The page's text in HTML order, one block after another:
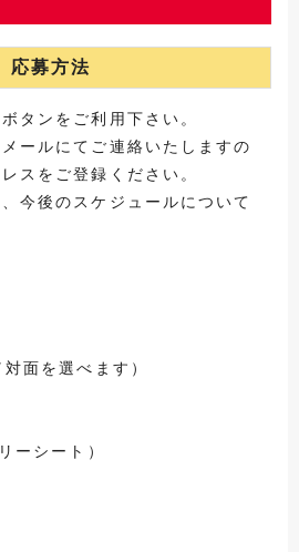
応募方法
タンをご利用下さい。
ールにてご連絡いたしますの
スをご登録ください。
今後のスケジュールについて
面を選べます）
ーシート）